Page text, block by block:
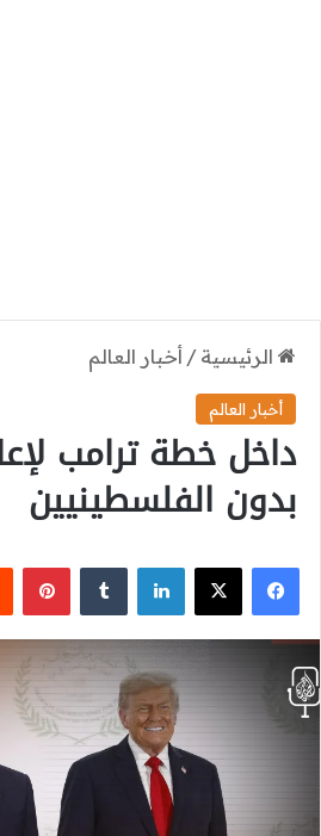
الرئيسية / أخبار العالم
أخبار العالم
داخل خطة ترامب
بدون الفلسطينيين
فيسبوك
‫X لينكدإن